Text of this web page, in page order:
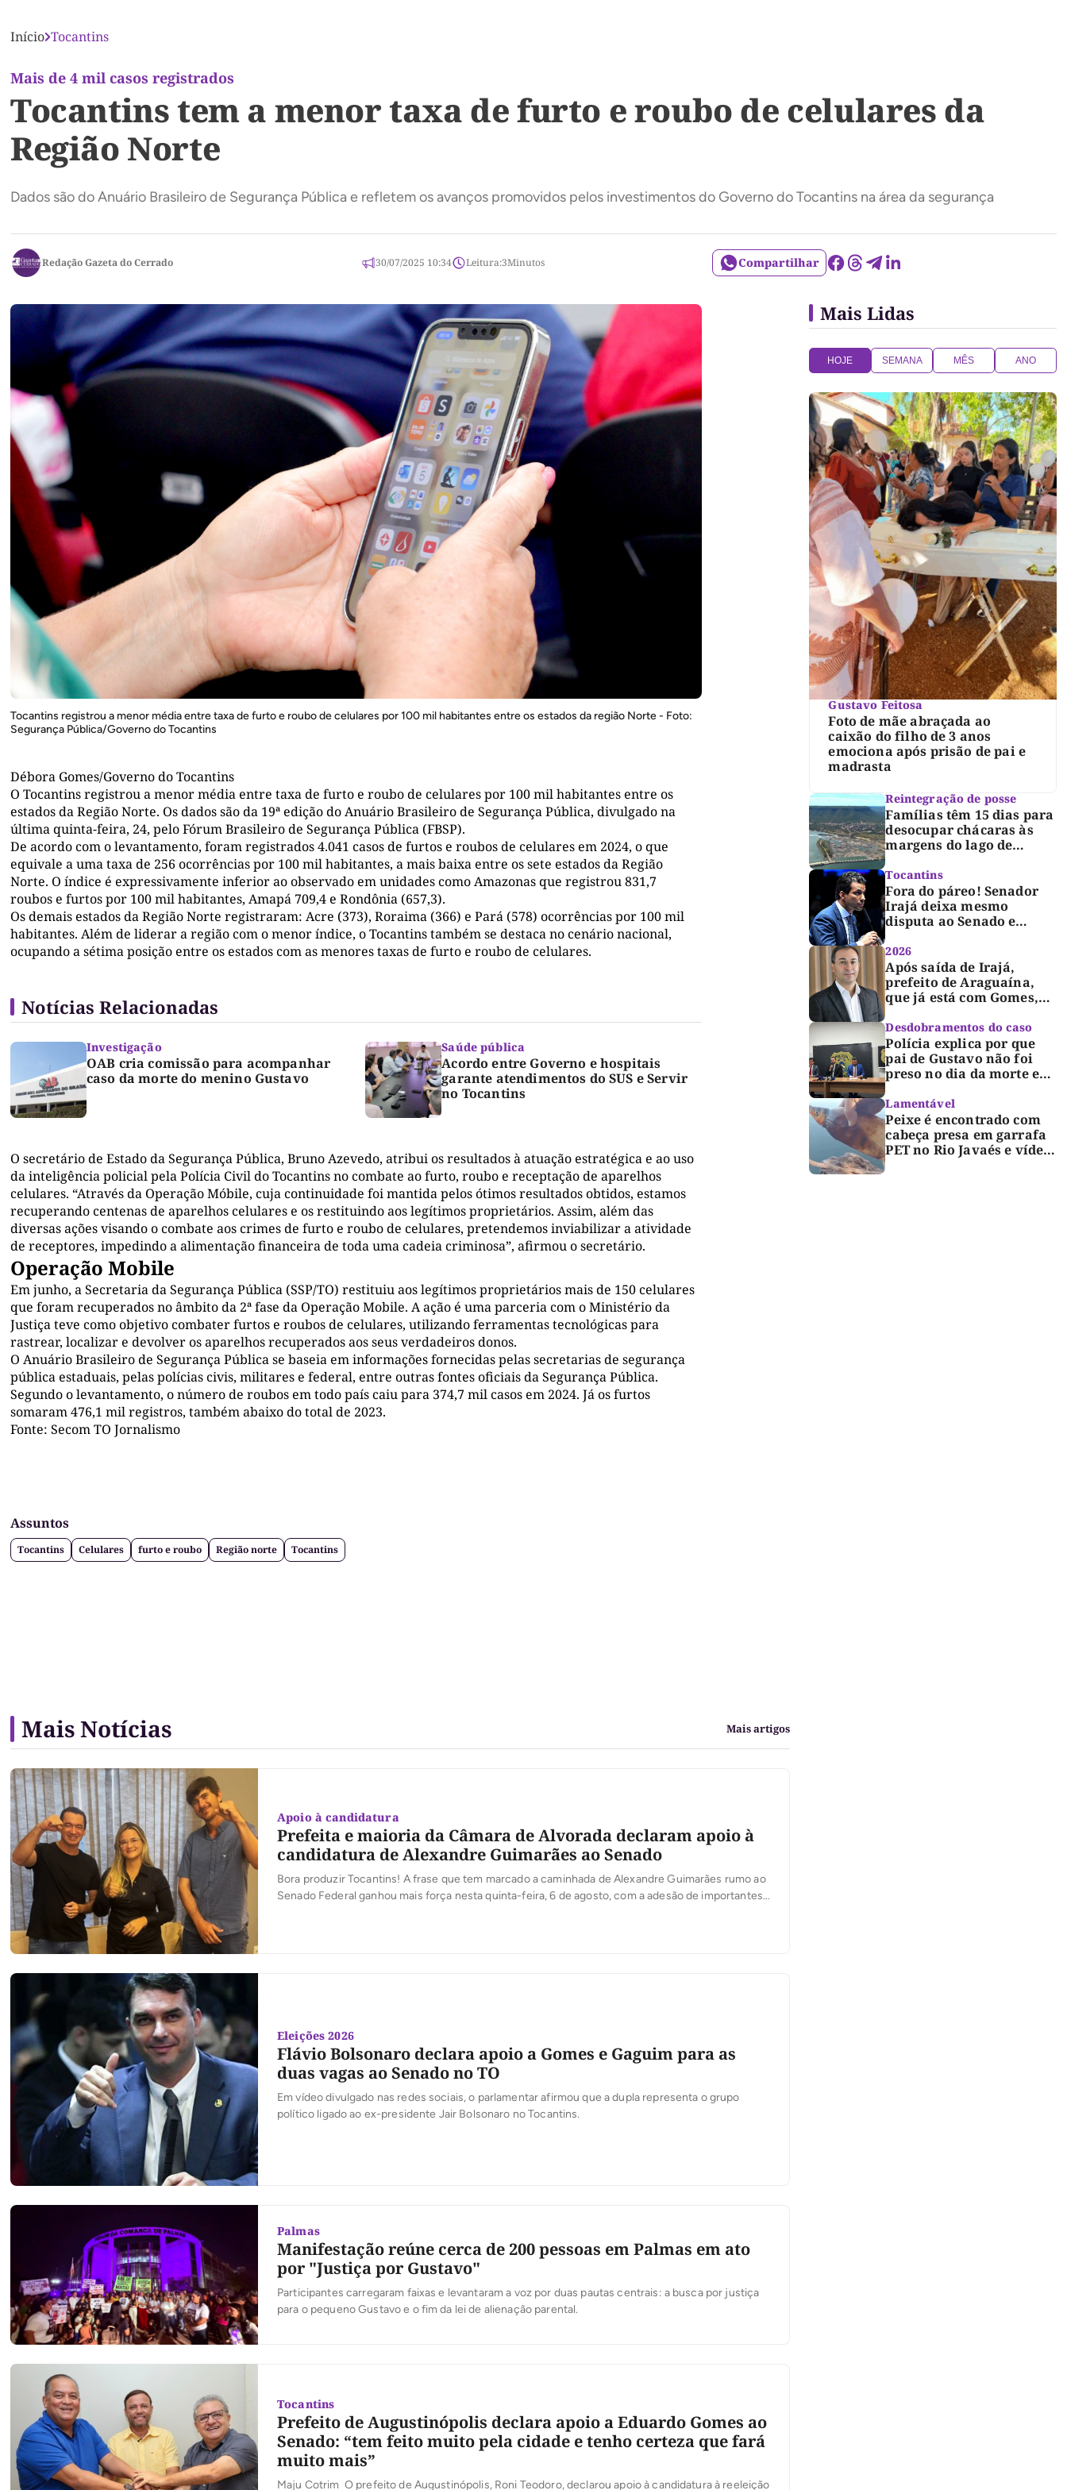
Início Tocantins
Mais de 4 mil casos registrados
Tocantins tem a menor taxa de furto e roubo de celulares da
Região Norte
Dados são do Anuário Brasileiro de Segurança Pública e refletem os avanços promovidos pelos investimentos do Governo do Tocantins na área da segurança
Redação Gazeta do Cerrado 30/07/2025 10:34 Leitura:3Minutos Compartilhar
Tocantins registrou a menor média entre taxa de furto e roubo de celulares por 100 mil habitantes entre os estados da região Norte - Foto:
Segurança Pública/Governo do Tocantins
Débora Gomes/Governo do Tocantins
O Tocantins registrou a menor média entre taxa de furto e roubo de celulares por 100 mil habitantes entre os
estados da Região Norte. Os dados são da 19ª edição do Anuário Brasileiro de Segurança Pública, divulgado na
última quinta-feira, 24, pelo Fórum Brasileiro de Segurança Pública (FBSP).
De acordo com o levantamento, foram registrados 4.041 casos de furtos e roubos de celulares em 2024, o que
equivale a uma taxa de 256 ocorrências por 100 mil habitantes, a mais baixa entre os sete estados da Região
Norte. O índice é expressivamente inferior ao observado em unidades como Amazonas que registrou 831,7
roubos e furtos por 100 mil habitantes, Amapá 709,4 e Rondônia (657,3).
Os demais estados da Região Norte registraram: Acre (373), Roraima (366) e Pará (578) ocorrências por 100 mil
habitantes. Além de liderar a região com o menor índice, o Tocantins também se destaca no cenário nacional,
ocupando a sétima posição entre os estados com as menores taxas de furto e roubo de celulares.
Notícias Relacionadas
Investigação
OAB cria comissão para acompanhar
caso da morte do menino Gustavo
Saúde pública
Acordo entre Governo e hospitais
garante atendimentos do SUS e Servir
no Tocantins
O secretário de Estado da Segurança Pública, Bruno Azevedo, atribui os resultados à atuação estratégica e ao uso
da inteligência policial pela Polícia Civil do Tocantins no combate ao furto, roubo e receptação de aparelhos
celulares. “Através da Operação Móbile, cuja continuidade foi mantida pelos ótimos resultados obtidos, estamos
recuperando centenas de aparelhos celulares e os restituindo aos legítimos proprietários. Assim, além das
diversas ações visando o combate aos crimes de furto e roubo de celulares, pretendemos inviabilizar a atividade
de receptores, impedindo a alimentação financeira de toda uma cadeia criminosa”, afirmou o secretário.
Operação Mobile
Em junho, a Secretaria da Segurança Pública (SSP/TO) restituiu aos legítimos proprietários mais de 150 celulares
que foram recuperados no âmbito da 2ª fase da Operação Mobile. A ação é uma parceria com o Ministério da
Justiça teve como objetivo combater furtos e roubos de celulares, utilizando ferramentas tecnológicas para
rastrear, localizar e devolver os aparelhos recuperados aos seus verdadeiros donos.
O Anuário Brasileiro de Segurança Pública se baseia em informações fornecidas pelas secretarias de segurança
pública estaduais, pelas polícias civis, militares e federal, entre outras fontes oficiais da Segurança Pública.
Segundo o levantamento, o número de roubos em todo país caiu para 374,7 mil casos em 2024. Já os furtos
somaram 476,1 mil registros, também abaixo do total de 2023.
Fonte: Secom TO Jornalismo
Assuntos
Tocantins Celulares furto e roubo Região norte Tocantins
Mais Lidas
HOJE SEMANA MÊS ANO
Gustavo Feitosa
Foto de mãe abraçada ao
caixão do filho de 3 anos
emociona após prisão de pai e
madrasta
Reintegração de posse
Famílias têm 15 dias para
desocupar chácaras às
margens do lago de
Justiça
Tocantins
Fora do páreo! Senador
Irajá deixa mesmo
disputa ao Senado e
processo de cabeça
erguida, com gratidão e
respeito”
2026
Após saída de Irajá,
prefeito de Araguaína,
que já está com Gomes,
campanha de Dimas e
fará anúncio oficial
Desdobramentos do caso
Polícia explica por que
pai de Gustavo não foi
preso no dia da morte e
investigação
Lamentável
Peixe é encontrado com
cabeça presa em garrafa
PET no Rio Javaés e vídeo
Mais Notícias Mais artigos
Apoio à candidatura
Prefeita e maioria da Câmara de Alvorada declaram apoio à
candidatura de Alexandre Guimarães ao Senado
Bora produzir Tocantins! A frase que tem marcado a caminhada de Alexandre Guimarães rumo ao
Senado Federal ganhou mais força nesta quinta-feira, 6 de agosto, com a adesão de importantes
Eleições 2026
Flávio Bolsonaro declara apoio a Gomes e Gaguim para as
duas vagas ao Senado no TO
Em vídeo divulgado nas redes sociais, o parlamentar afirmou que a dupla representa o grupo
político ligado ao ex-presidente Jair Bolsonaro no Tocantins.
Palmas
Manifestação reúne cerca de 200 pessoas em Palmas em ato
por "Justiça por Gustavo"
Participantes carregaram faixas e levantaram a voz por duas pautas centrais: a busca por justiça
para o pequeno Gustavo e o fim da lei de alienação parental.
Tocantins
Prefeito de Augustinópolis declara apoio a Eduardo Gomes ao
Senado: “tem feito muito pela cidade e tenho certeza que fará
muito mais”
Maju Cotrim O prefeito de Augustinópolis, Roni Teodoro, declarou apoio à candidatura à reeleição